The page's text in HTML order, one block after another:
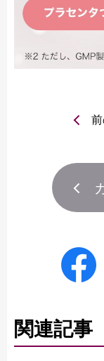
関連記事